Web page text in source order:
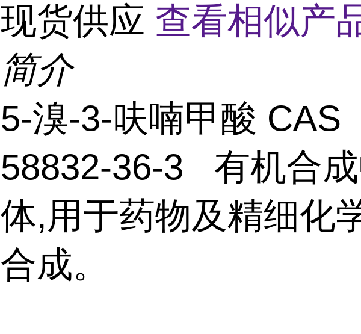
现货供应 查看相似产
简介
5-溴-3-呋喃甲酸 CAS
58832-36-3 有机合
体,用于药物及精细化
合成。